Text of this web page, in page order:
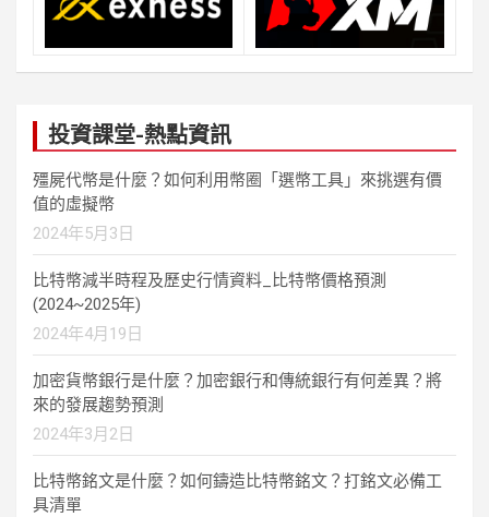
投資課堂-熱點資訊
殭屍代幣是什麼？如何利用幣圈「選幣工具」來挑選有價
值的虛擬幣
2024年5月3日
比特幣減半時程及歷史行情資料_比特幣價格預測
(2024~2025年)
2024年4月19日
加密貨幣銀行是什麼？加密銀行和傳統銀行有何差異？將
來的發展趨勢預測
2024年3月2日
比特幣銘文是什麼？如何鑄造比特幣銘文？打銘文必備工
具清單